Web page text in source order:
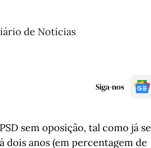
de Notícias
Siga-nos
sem oposição, tal como já se
dois anos (em percentagem de